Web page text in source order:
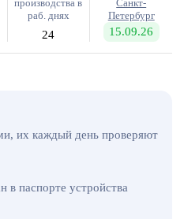
производства в
раб. днях
24
Санкт-
Петербург
15.09.26
их каждый день проверяют
в паспорте устройства